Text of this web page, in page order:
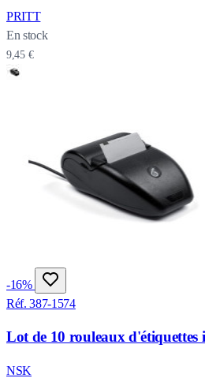
PRITT
En stock
9,45 €
-16%
Réf. 387-1574
Lot de 10 rouleaux
NSK